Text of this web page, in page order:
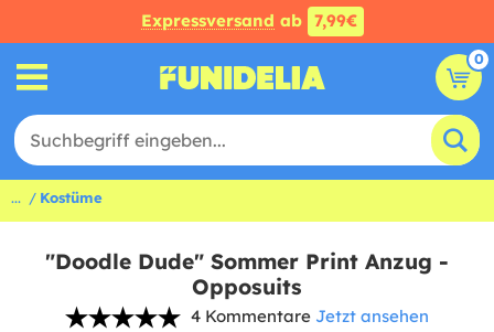
Expressversand ab 7,99€
0
... Kostüme
"Doodle Dude" Sommer Print Anzug -
Opposuits
4 Kommentare Jetzt ansehen